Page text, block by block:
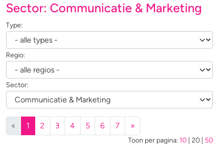
Sector: Communicatie & Marketing
Type:
Regio:
Sector:
« 1 (huidige)
2 3 4 5 6 7 »
Toon per pagina: 10 20 50